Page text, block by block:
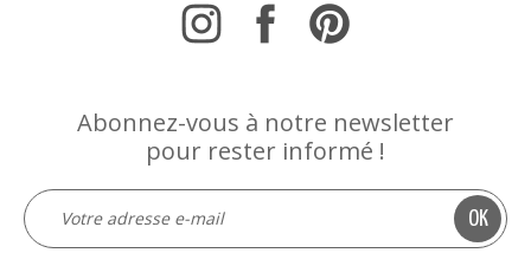
Abonnez-vous à notre newsletter
pour rester informé !